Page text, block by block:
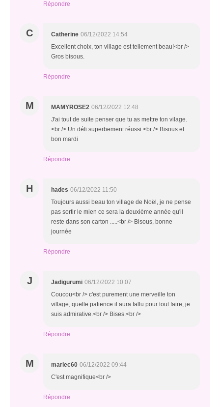
Répondre
C Catherine 06/12/2022 14:54
Excellent choix, ton village est tellement beau!<br />
Gros bisous.
Répondre
M MAMYROSE2 06/12/2022 12:48
J'ai tout de suite penser que tu as mettre ton vilage.
<br /> Un défi superbement réussi.<br /> Bisous et
bon mardi
Répondre
H hades 06/12/2022 11:50
Toujours aussi beau ton village de Noël, je ne pense
pas sortir le mien ce sera la deuxième année qu'il
reste dans son carton .....<br /> Bisous, bonne
journée
Répondre
J Jadigurumi 06/12/2022 10:07
Coucou<br /> c'est purement une merveille ton
village, quelle patience il aura fallu pour tout faire, je
suis admirative.<br /> Bises.<br />
Répondre
M mariec60 06/12/2022 09:44
C'est magnifique<br />
Répondre